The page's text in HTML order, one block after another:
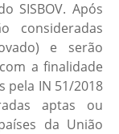
SISBOV. Após
consideradas
e serão
a finalidade
pela IN 51/2018
aptas ou
da União